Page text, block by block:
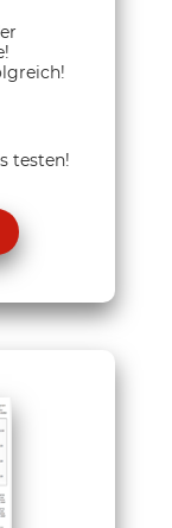
testen!